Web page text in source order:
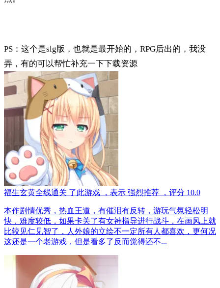
PS：这个是slg版，也就是最开始的，RPG后出的，我没
弄，有的可以帮忙补充一下下载资源
福生玄黄全线通关 了此游戏 ，表示 强烈推荐 ，评分 10.0
本作剧情优秀，热血王道，有催泪有反转，游玩气氛轻松明
快，难度较低，如果卡关了有女神指导进行战斗，在画风上就
比较见仁见智了，人外娘的立绘不一定所有人都喜欢，更何况
这还是一个老游戏，但是看多了反而觉得还不...